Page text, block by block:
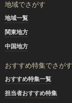
地域でさがす
地域一覧
関東地方
中国地方
おすすめ特集でさがす
おすすめ特集一覧
担当者おすすめ特集